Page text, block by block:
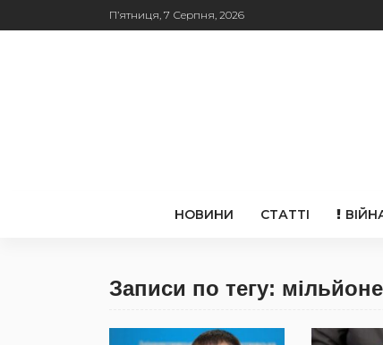
П’ятниця, 7 Серпня, 2026
НОВИНИ СТАТТІ
Записи по тегу: